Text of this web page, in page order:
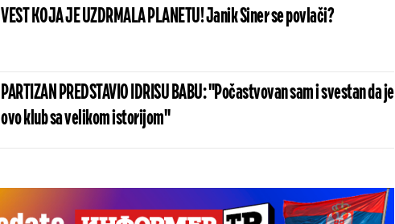
VEST KOJA JE UZDRMALA PLANETU! Janik Siner se povlači?
PARTIZAN PREDSTAVIO IDRISU BABU: "Počastvovan sam i svestan da je
ovo klub sa velikom istorijom"